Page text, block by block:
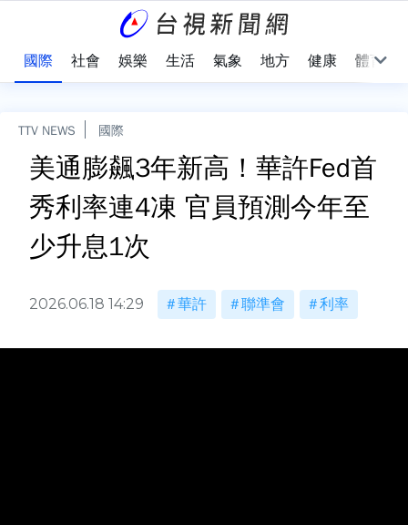
國際 社會 娛樂 生活 氣象 地方 健康 體育
TTV NEWS 國際
美通膨飆3年新高！華許Fed首
秀利率連4凍 官員預測今年至
少升息1次
2026.06.18 14:29 華許 聯準會 利率